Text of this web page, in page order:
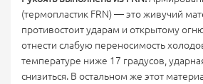
(термопластик FRN) — это живучий
противостоит ударам и открытому
отнести слабую переносимость
температуре ниже 17 градусов,
снизиться. В остальном же этот